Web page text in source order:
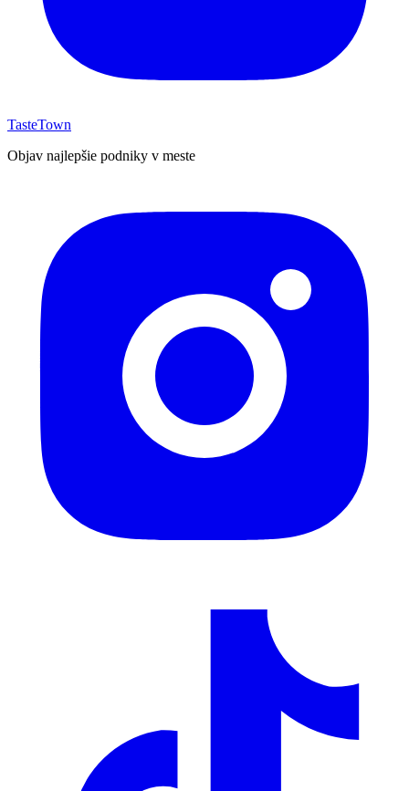
TasteTown
Objav najlepšie podniky v meste